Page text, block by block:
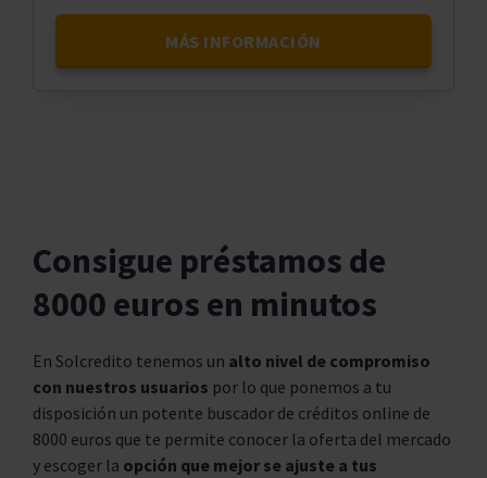
MÁS INFORMACIÓN
Consigue préstamos de
8000 euros en minutos
En Solcredito tenemos un alto nivel de compromiso
con nuestros usuarios por lo que ponemos a tu
disposición un potente buscador de créditos online de
8000 euros que te permite conocer la oferta del mercado
y escoger la opción que mejor se ajuste a tus